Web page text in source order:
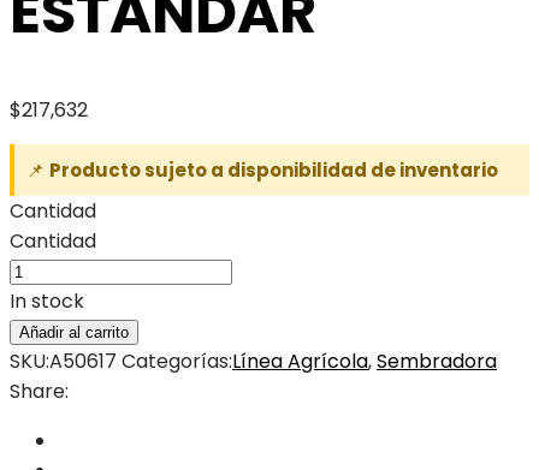
$217,632
📌 Producto sujeto a disponibilidad de inventario
Cantidad
Cantidad
In stock
Añadir al carrito
SKU:A50617 Categorías:Línea Agrícola,Sembradora
Share: